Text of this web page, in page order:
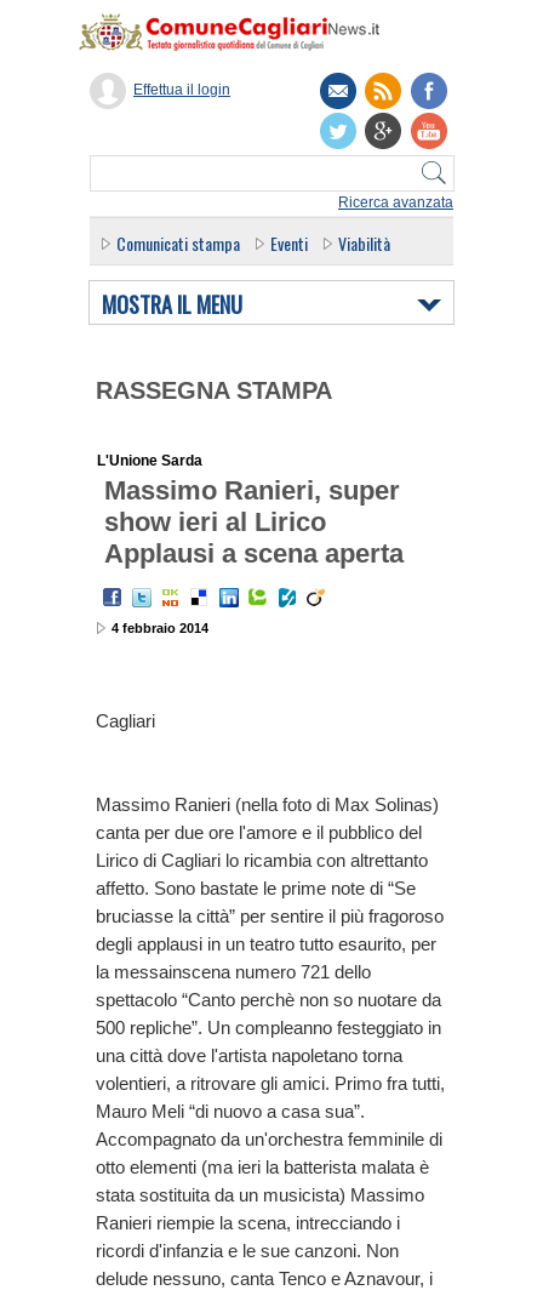
Ricerca avanzata
Effettua il login
Comunicati stampa Eventi Viabilità
MOSTRA IL MENU
RASSEGNA STAMPA
L'Unione Sarda
Massimo Ranieri, super
show ieri al Lirico
Applausi a scena aperta
4 febbraio 2014
Cagliari
Massimo Ranieri (nella foto di Max Solinas)
canta per due ore l'amore e il pubblico del
Lirico di Cagliari lo ricambia con altrettanto
affetto. Sono bastate le prime note di “Se
bruciasse la città” per sentire il più fragoroso
degli applausi in un teatro tutto esaurito, per
la messainscena numero 721 dello
spettacolo “Canto perchè non so nuotare da
500 repliche”. Un compleanno festeggiato in
una città dove l'artista napoletano torna
volentieri, a ritrovare gli amici. Primo fra tutti,
Mauro Meli “di nuovo a casa sua”.
Accompagnato da un'orchestra femminile di
otto elementi (ma ieri la batterista malata è
stata sostituita da un musicista) Massimo
Ranieri riempie la scena, intrecciando i
ricordi d'infanzia e le sue canzoni. Non
delude nessuno, canta Tenco e Aznavour, i